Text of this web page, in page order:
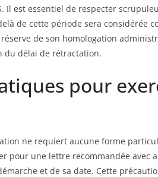
Il est essentiel de respecter
de cette période sera considérée
de son homologation
du délai de rétractation.
pour
ne requiert aucune forme
pour une lettre recommandée avec
et de sa date. Cette